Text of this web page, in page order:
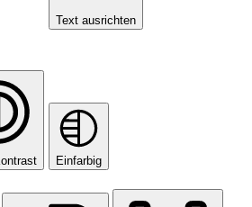
Text ausrichten
Einfarbig